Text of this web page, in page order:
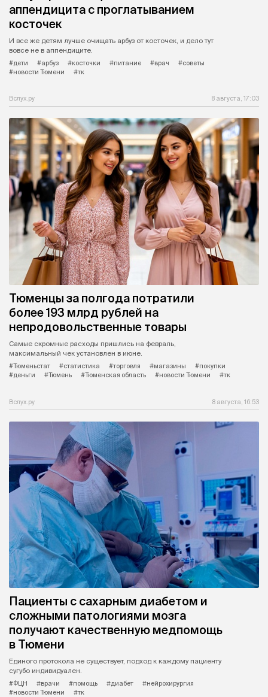
аппендицита с проглатыванием
косточек
И все же детям лучше очищать арбуз от косточек, и дело тут
вовсе не в аппендиците.
#дети
#арбуз #косточки #питание #врач
#советы
#новости Тюмени
#тк
Вслух.ру 8 августа, 17:03
Тюменцы за полгода потратили
более 193 млрд рублей на
непродовольственные товары
Самые скромные расходы пришлись на февраль,
максимальный чек установлен в июне.
#Тюменьстат
#статистика #торговля #магазины
#покупки
#деньги
#Тюмень #Тюменская область #новости Тюмени #тк
Вслух.ру 8 августа, 16:53
Пациенты с сахарным диабетом и
сложными патологиями мозга
получают качественную медпомощь
в Тюмени
Единого протокола не существует, подход к каждому пациенту
сугубо индивидуален.
#ФЦН
#врачи #помощь #диабет
#нейрохирургия
#новости Тюмени
#тк